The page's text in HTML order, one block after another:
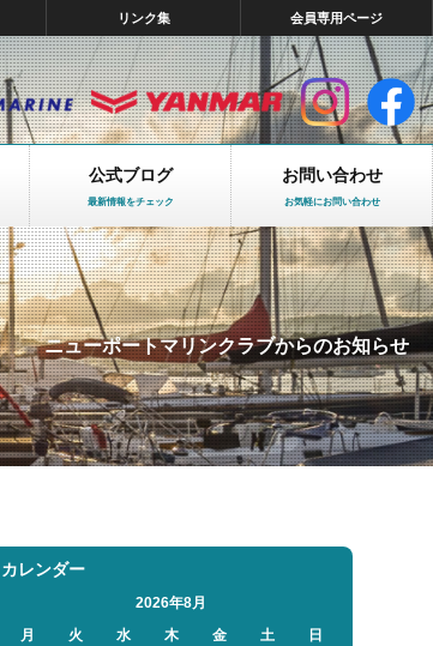
リンク集 会員専用ページ
公式ブログ
最新情報をチェック
お問い合わせ
お気軽にお問い合わせ
ニューポートマリンクラブからのお知らせ
カレンダー
2026年8月
月
火 水 木 金 土
日